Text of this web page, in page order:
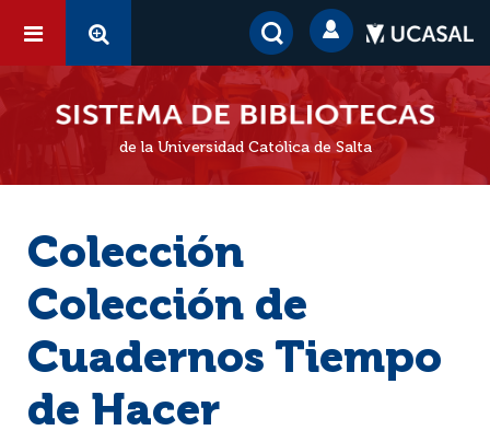
de la Universidad Católica de Salta
Colección
Colección de
Cuadernos Tiempo
de Hacer